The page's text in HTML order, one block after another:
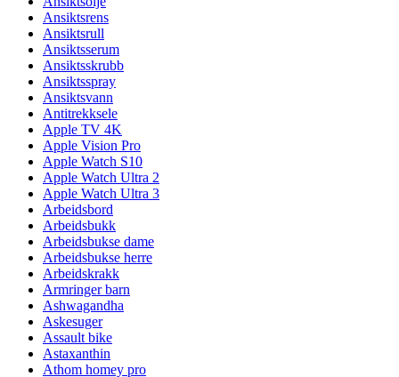
Ansiktsrens
Ansiktsrull
Ansiktsserum
Ansiktsskrubb
Ansiktsspray
Ansiktsvann
Antitrekksele
Apple TV 4K
Apple Vision Pro
Apple Watch S10
Apple Watch Ultra 2
Apple Watch Ultra 3
Arbeidsbord
Arbeidsbukk
Arbeidsbukse dame
Arbeidsbukse herre
Arbeidskrakk
Armringer barn
Ashwagandha
Askesuger
Assault bike
Astaxanthin
Athom homey pro